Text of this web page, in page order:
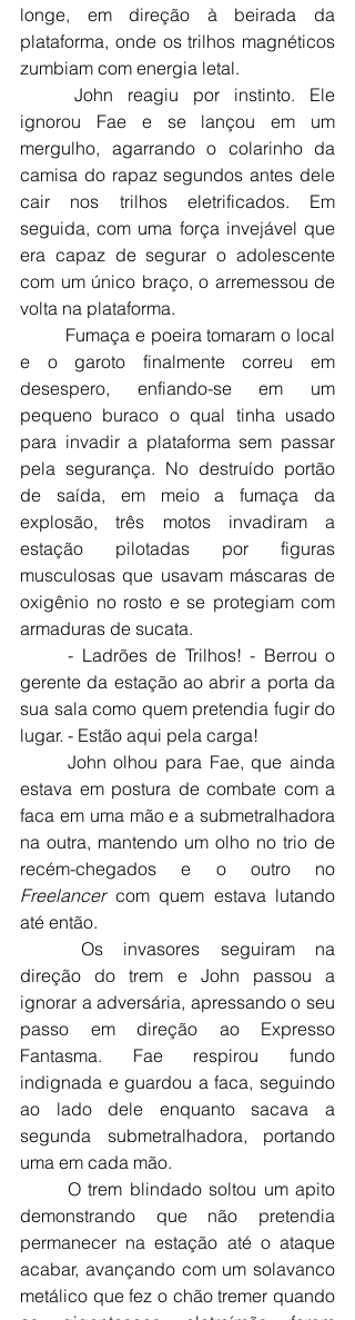
longe, em direção à beirada da
plataforma, onde os trilhos magnéticos
zumbiam com energia letal.
ignorou Fae e se lançou em um
mergulho, agarrando o colarinho da
camisa do rapaz segundos antes dele
cair nos trilhos eletrificados. Em
seguida, com uma força invejável que
era capaz de segurar o adolescente
com um único braço, o arremessou de
volta na plataforma.
e o garoto finalmente correu em
desespero, enfiando-se em um
pequeno buraco o qual tinha usado
para invadir a plataforma sem passar
pela segurança. No destruído portão
de saída, em meio a fumaça da
explosão, três motos invadiram a
estação pilotadas por figuras
musculosas que usavam máscaras de
oxigênio no rosto e se protegiam com
armaduras de sucata.
	- Ladrões de Trilhos! - Berrou o
gerente da estação ao abrir a porta da
sua sala como quem pretendia fugir do
lugar. - Estão aqui pela carga!
estava em postura de combate com a
faca em uma mão e a submetralhadora
na outra, mantendo um olho no trio de
Freelancer com quem estava lutando
até então.
direção do trem e John passou a
ignorar a adversária, apressando o seu
passo em direção ao Expresso
Fantasma. Fae respirou fundo
indignada e guardou a faca, seguindo
ao lado dele enquanto sacava a
segunda submetralhadora, portando
uma em cada mão.
demonstrando que não pretendia
permanecer na estação até o ataque
acabar, avançando com um solavanco
metálico que fez o chão tremer quando